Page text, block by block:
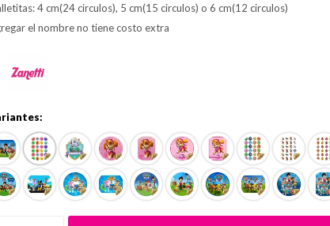
4 cm(24 circulos), 5 cm(15 circulos) o 6 cm(12 circulos)
el nombre no tiene costo extra